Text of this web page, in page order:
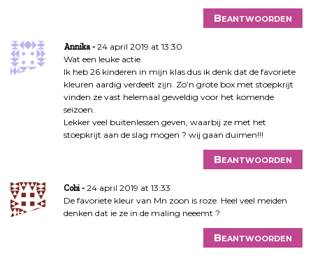
Beantwoorden
Annika
24 april 2019 at 13:30
Wat een leuke actie.
Ik heb 26 kinderen in mijn klas dus ik denk dat de favoriete
kleuren aardig verdeelt zijn. Zo’n grote box met stoepkrijt
vinden ze vast helemaal geweldig voor het komende
seizoen.
Lekker veel buitenlessen geven, waarbij ze met het
stoepkrijt aan de slag mogen ? wij gaan duimen!!!
Beantwoorden
Cobi
24 april 2019 at 13:33
De favoriete kleur van Mn zoon is roze. Heel veel meiden
denken dat ie ze in de maling neeemt ?
Beantwoorden